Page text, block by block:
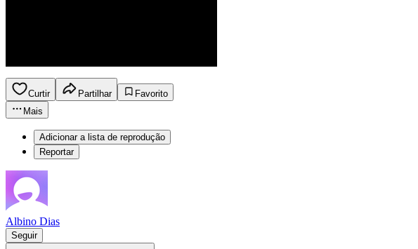
Curtir Partilhar
Favorito
Mais
Adicionar a lista de reprodução
Reportar
Albino Dias
Seguir